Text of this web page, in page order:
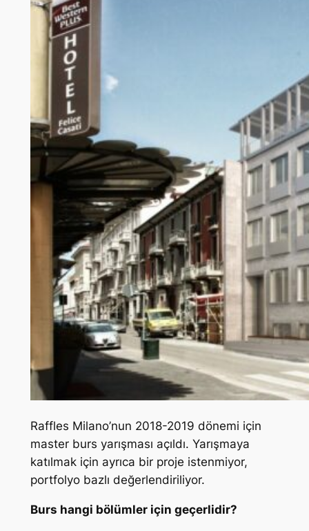
Raffles Milano’nun 2018-2019 dönemi için
master burs yarışması açıldı. Yarışmaya
katılmak için ayrıca bir proje istenmiyor,
portfolyo bazlı değerlendiriliyor.
Burs hangi bölümler için geçerlidir?